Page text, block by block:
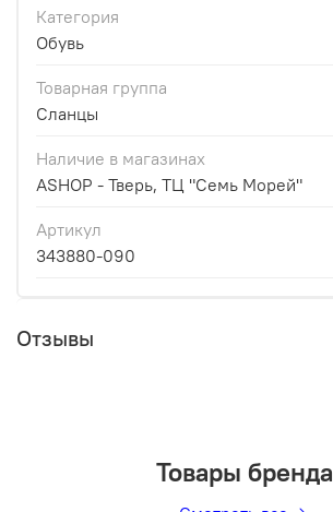
Категория
Обувь
Товарная группа
Сланцы
Наличие в магазинах
ASHOP - Тверь, ТЦ "Семь Морей"
Артикул
343880-090
Отзывы
Товары бренда